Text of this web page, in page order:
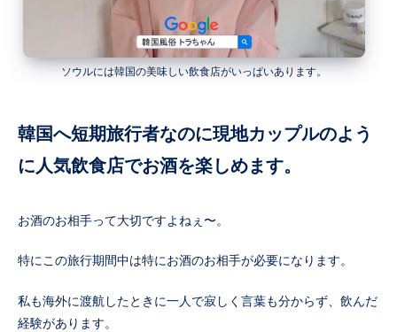
ソウルには韓国の美味しい飲食店がいっぱいあります。
韓国へ短期旅行者なのに現地カップルのよう
に人気飲食店でお酒を楽しめます。
お酒のお相手って大切ですよねぇ〜。
特にこの旅行期間中は特にお酒のお相手が必要になります。
私も海外に渡航したときに一人で寂しく言葉も分からず、飲んだ
経験があります。